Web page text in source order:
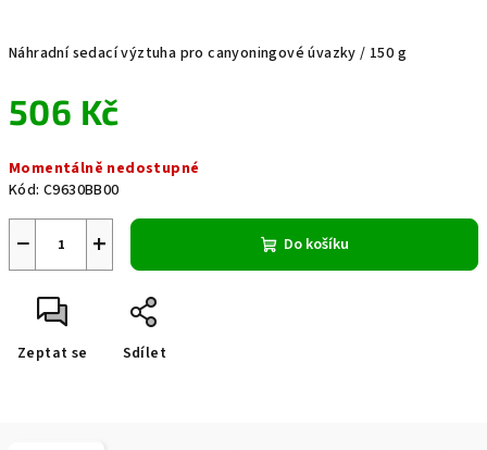
Náhradní sedací výztuha pro canyoningové úvazky / 150 g
506 Kč
cena:
Momentálně nedostupné
Kód: C9630BB00
+
− Do košíku
Zeptat se Sdílet